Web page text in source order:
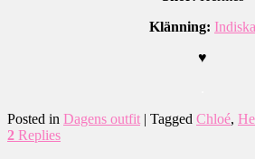
Klänning: Indiska
♥
Posted in Dagens outfit | Tagged Chloé,
2 Replies